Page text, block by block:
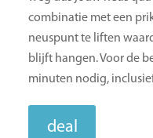
combinatie met een
neuspunt te liften
blijft hangen. Voor de
minuten nodig,
deal